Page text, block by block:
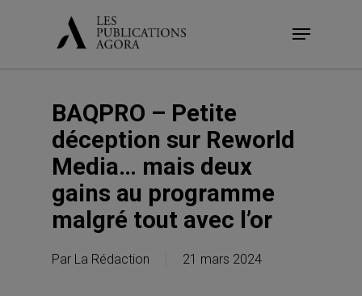
Menu
BAQPRO – Petite
déception sur Reworld
Media… mais deux
gains au programme
malgré tout avec l’or
Par La Rédaction 21 mars 2024